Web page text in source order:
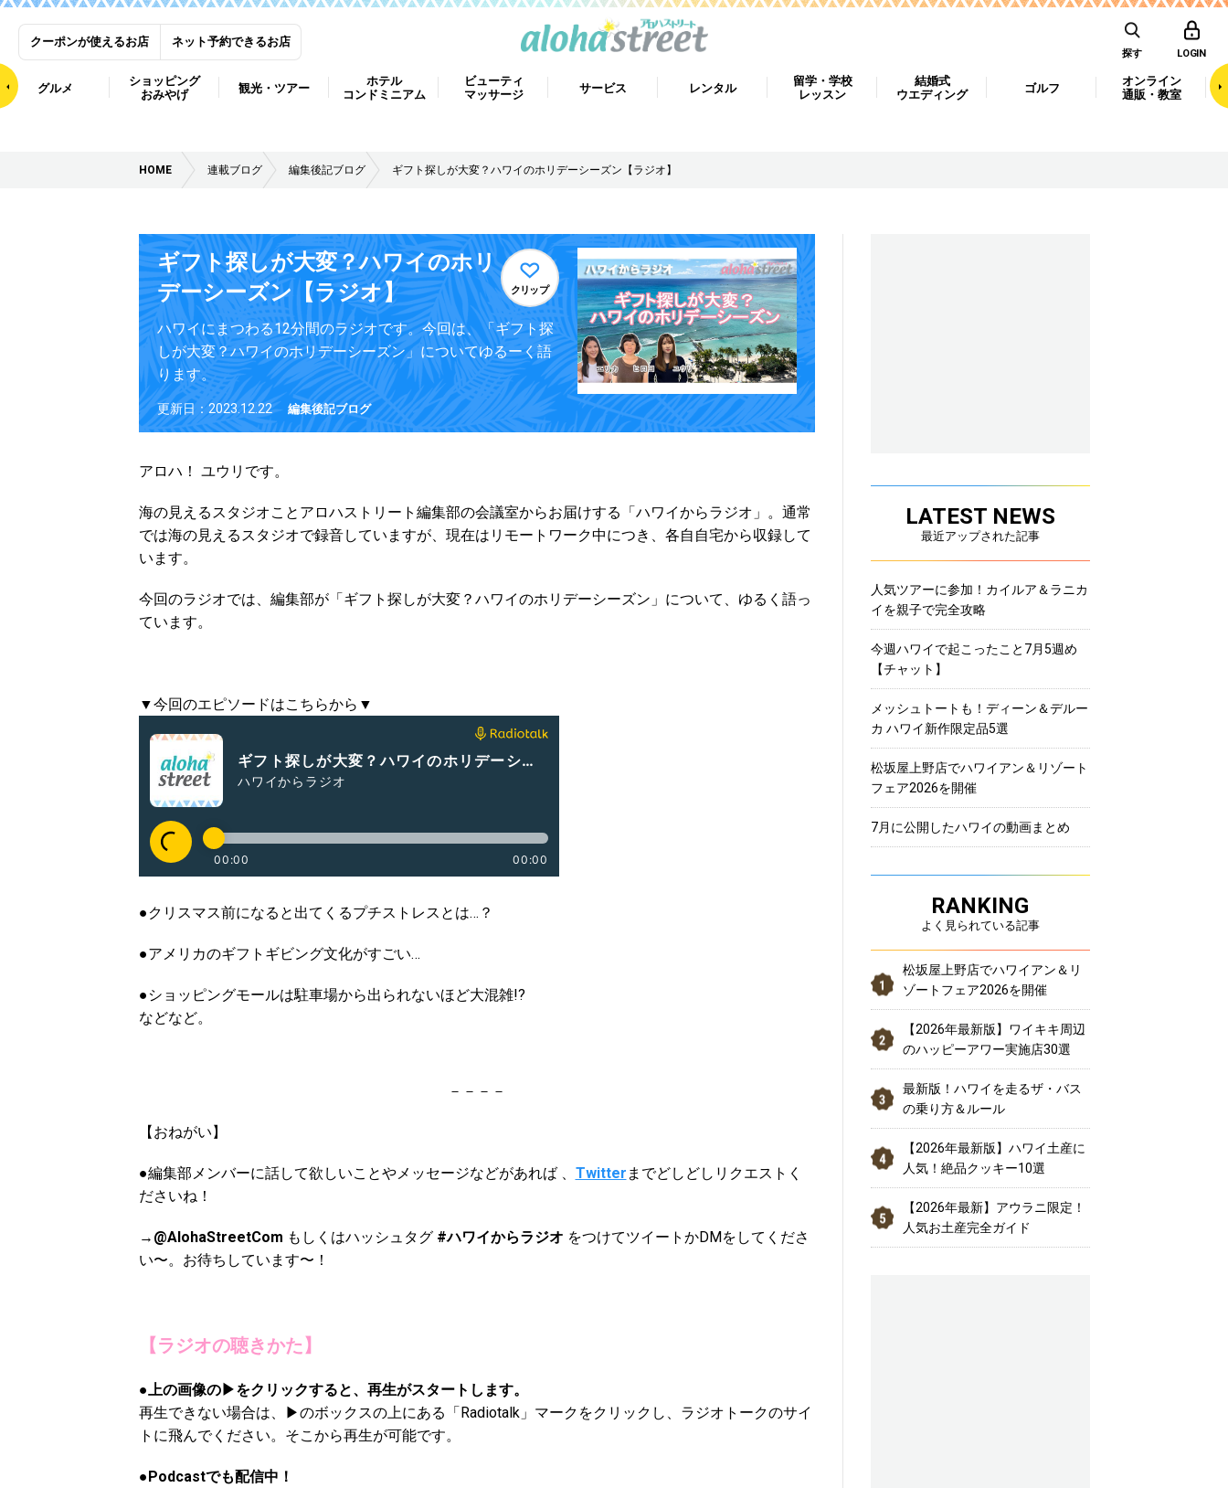
クーポンが使えるお店 ネット予約できるお店
探す LOGIN
グルメ
ショッピング
おみやげ
観光・ツアー
ホテル
コンドミニアム
ビューティ
マッサージ
サービス レンタル
留学・学校
レッスン
結婚式
ウエディング
ゴルフ
オンライン
通販・教室
HOME 連載ブログ 編集後記ブログ ギフト探しが大変？ハワイのホリデーシーズン【ラジオ】
ギフト探しが大変？ハワイのホリ
デーシーズン【ラジオ】
クリップ
ハワイにまつわる12分間のラジオです。今回は、「ギフト探
しが大変？ハワイのホリデーシーズン」についてゆるーく語
ります。
更新日：2023.12.22 編集後記ブログ
アロハ！ ユウリです。
海の見えるスタジオことアロハストリート編集部の会議室からお届けする「ハワイからラジオ」。通常
では海の見えるスタジオで録音していますが、現在はリモートワーク中につき、各自自宅から収録して
います。
今回のラジオでは、編集部が「ギフト探しが大変？ハワイのホリデーシーズン」について、ゆるく語っ
ています。
▼今回のエピソードはこちらから▼
●クリスマス前になると出てくるプチストレスとは…？
●アメリカのギフトギビング文化がすごい…
●ショッピングモールは駐車場から出られないほど大混雑!?
などなど。
－－－－
【おねがい】
●編集部メンバーに話して欲しいことやメッセージなどがあれば 、 Twitter までどしどしリクエストく
ださいね！
→ @AlohaStreetCom もしくはハッシュタグ #ハワイからラジオ をつけてツイートかDMをしてくださ
い〜。お待ちしています〜！
【ラジオの聴きかた】
●上の画像の▶をクリックすると、再生がスタートします。
再生できない場合は、▶のボックスの上にある「Radiotalk」マークをクリックし、ラジオトークのサイ
トに飛んでください。そこから再生が可能です。
●Podcastでも配信中！
LATEST NEWS
最近アップされた記事
人気ツアーに参加！カイルア＆ラニカ
イを親子で完全攻略
今週ハワイで起こったこと7月5週め
【チャット】
メッシュトートも！ディーン＆デルー
カ ハワイ新作限定品5選
松坂屋上野店でハワイアン＆リゾート
フェア2026を開催
7月に公開したハワイの動画まとめ
RANKING
よく見られている記事
松坂屋上野店でハワイアン＆リ
ゾートフェア2026を開催
【2026年最新版】ワイキキ周辺
のハッピーアワー実施店30選
最新版！ハワイを走るザ・バス
の乗り方＆ルール
【2026年最新版】ハワイ土産に
人気！絶品クッキー10選
【2026年最新】アウラニ限定！
人気お土産完全ガイド